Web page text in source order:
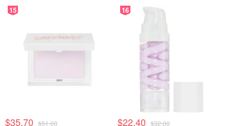
15
$35.70 $51.00
16
$22.40 $32.00